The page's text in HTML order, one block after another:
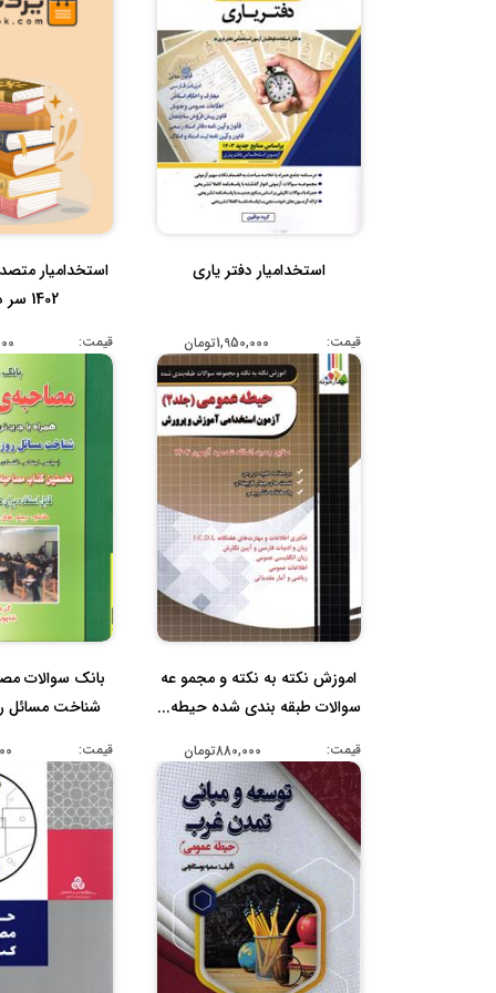
استخدامیار دفتر یاری
قیمت: 1,950,000تومان
استخدامیار
1402 سر دفتری
قیمت:
اموزش نکته به نکته و مجمو عه
سوالات طبقه بندی شده حیطه...
قیمت: 880,000تومان
بانک سوالات
شناخت مسائل
قیمت: